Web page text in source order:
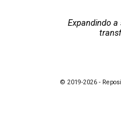
Expandindo
© 2019-2026 -